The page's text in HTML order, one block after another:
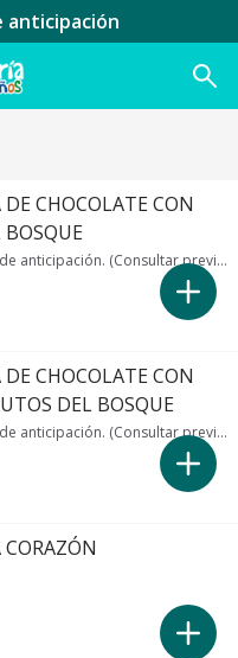
anticipación
CHOCOLATE CON
BOSQUE
Pedir con 2 días de anticipación. (Consultar previamente autorización)
CHOCOLATE CON
DEL BOSQUE
Pedir con 2 días de anticipación. (Consultar previamente autorización)